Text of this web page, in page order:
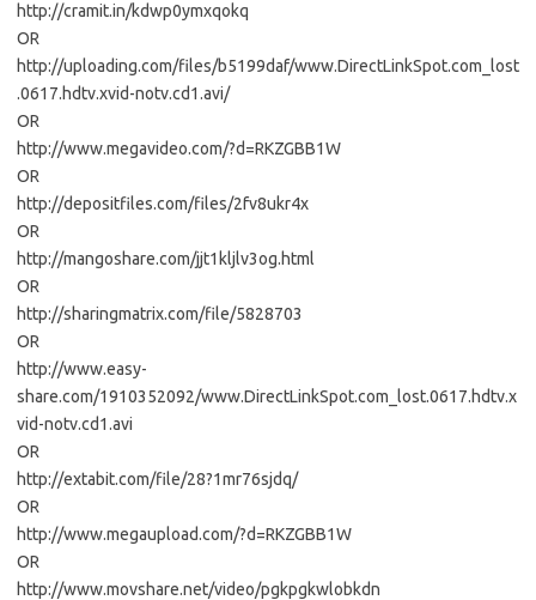
http://cramit.in/kdwp0ymxqokq
OR
http://uploading.com/files/b5199daf/www.DirectLinkSpot.com_lost
.0617.hdtv.xvid-notv.cd1.avi/
OR
http://www.megavideo.com/?d=RKZGBB1W
OR
http://depositfiles.com/files/2fv8ukr4x
OR
http://mangoshare.com/jjt1kljlv3og.html
OR
http://sharingmatrix.com/file/5828703
OR
http://www.easy-
share.com/1910352092/www.DirectLinkSpot.com_lost.0617.hdtv.x
vid-notv.cd1.avi
OR
http://extabit.com/file/28?1mr76sjdq/
OR
http://www.megaupload.com/?d=RKZGBB1W
OR
http://www.movshare.net/video/pgkpgkwlobkdn